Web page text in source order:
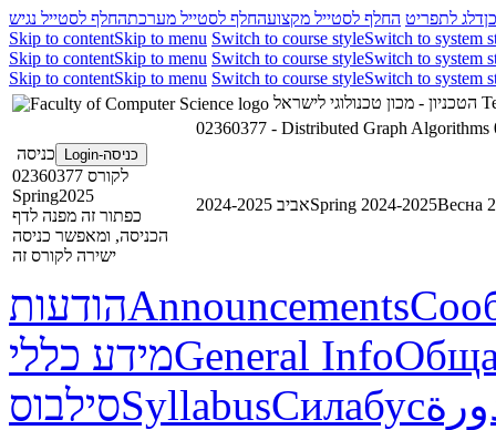
דלג לתפריט החלף לסטייל מקצועהחלף לסטייל מערכתהחלף לסטייל נגיש
Skip to contentSkip to menu Switch to course styleSwitch to system
Skip to contentSkip to menu Switch to course styleSwitch to system
Skip to contentSkip to menu Switch to course styleSwitch to system
02360377 - Distributed Graph Algorithms
כניסה-Login
כניסה
לקורס 02360377
Spring2025
כפתור זה מפנה לדף
הכניסה, ומאפשר כניסה
ישירה לקורס זה
אביב 2024-2025Spring 2024-2025Весна
הודעותAnnouncements
מידע כלליGeneral Info
סילבוסSyllabusСилабус